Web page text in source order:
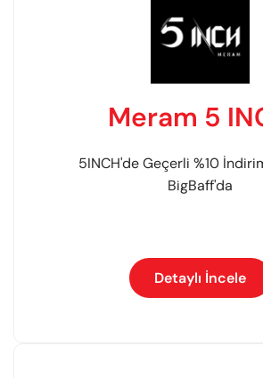
Meram 5
5INCH'de Geçerli %10
BigBaff'da
Detaylı İncele